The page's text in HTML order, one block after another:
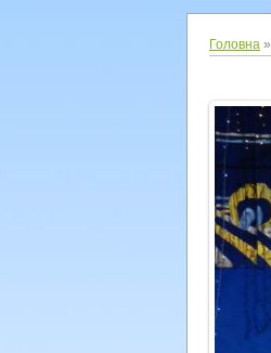
Головна »